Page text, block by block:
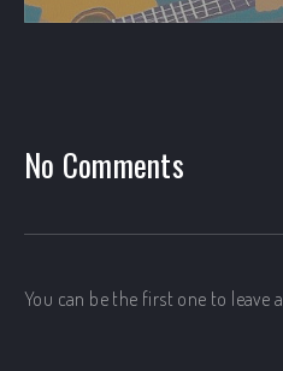
No Comments
You can be the first one to leave